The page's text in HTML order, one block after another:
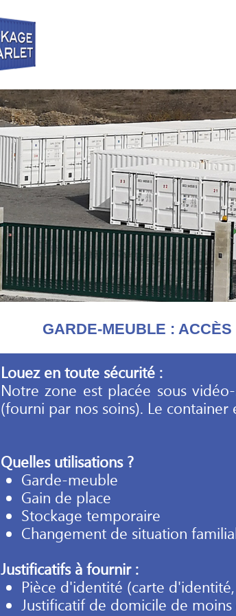
GARDE-MEUBLE :
Louez en toute sécurité :
Notre zone est placée sous
(fourni par nos soins). Le
Quelles utilisations ?
Garde-meuble
Gain de place
Stockage temporaire
Changement de situation
Justificatifs à fournir :
Pièce d'identité (carte
Justificatif de domicile de